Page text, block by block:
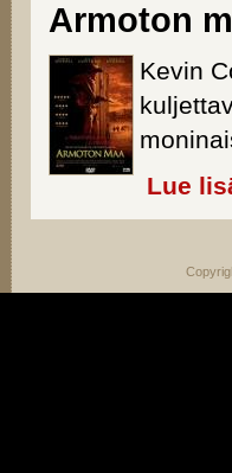
Armoton
Kevin
Lue